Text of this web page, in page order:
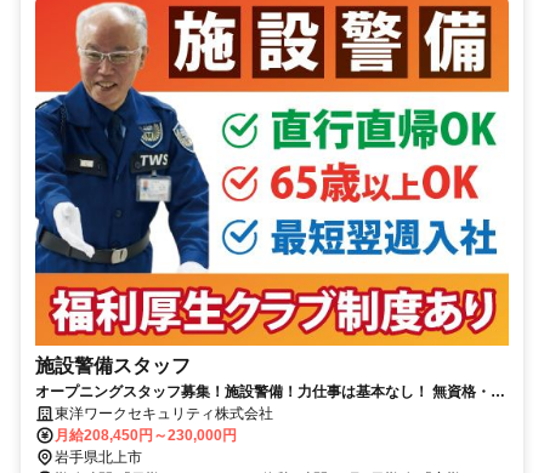
施設警備スタッフ
オープニングスタッフ募集！施設警備！力仕事は基本なし！ 無資格・未
経験OK！65歳以上も入社可能！
東洋ワークセキュリティ株式会社
月給208,450円～230,000円
岩手県北上市